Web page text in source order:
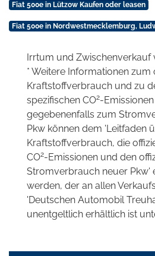
Fiat 500e in Lützow Kaufen oder leasen
Fiat 500e in Nordwestmecklemburg,
Irrtum und Zwischenverkauf
* Weitere Informationen zum
Kraftstoffverbrauch und zu
spezifischen CO2-
gegebenenfalls zum
Pkw können dem 'Leitfaden
Kraftstoffverbrauch, die
CO2-Emissionen und den
Stromverbrauch neuer Pkw'
werden, der an allen
'Deutschen Automobil
unentgeltlich erhältlich ist